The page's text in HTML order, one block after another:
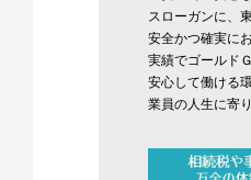
スローガンに、
安全かつ確実に
実績でゴールド
安心して働ける
業員の人生に寄